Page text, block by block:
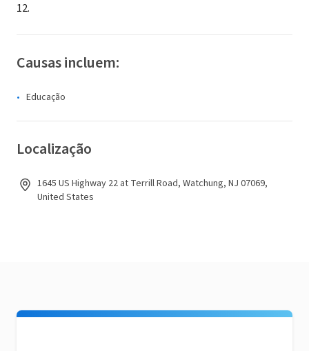
12.
Causas incluem:
Educação
Localização
1645 US Highway 22 at Terrill Road, Watchung, NJ 07069,
United States